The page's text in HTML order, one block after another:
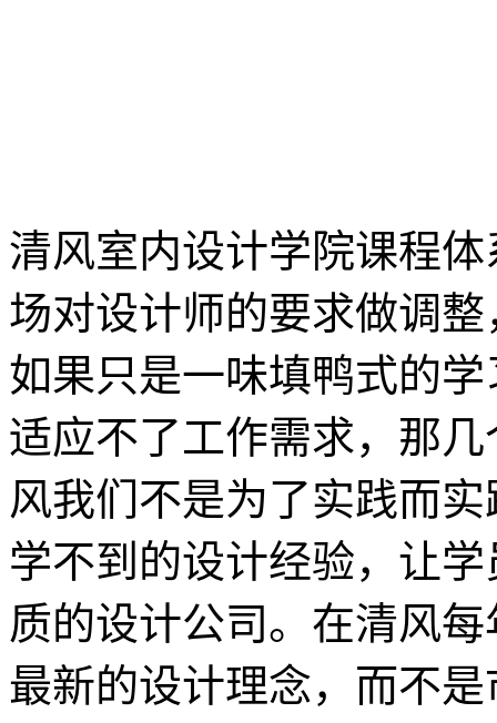
清风室内设计学院课程
场对设计师的要求做调
如果只是一味填鸭式的
适应不了工作需求，那
风我们不是为了实践而
学不到的设计经验，让
质的设计公司。在清风
最新的设计理念，而不